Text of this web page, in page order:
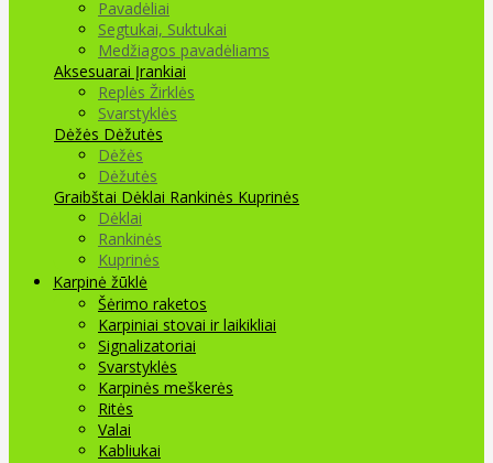
Pavadėliai
Segtukai, Suktukai
Medžiagos pavadėliams
Aksesuarai Įrankiai
Replės Žirklės
Svarstyklės
Dėžės Dėžutės
Dėžės
Dėžutės
Graibštai Dėklai Rankinės Kuprinės
Dėklai
Rankinės
Kuprinės
Karpinė žūklė
Šėrimo raketos
Karpiniai stovai ir laikikliai
Signalizatoriai
Svarstyklės
Karpinės meškerės
Ritės
Valai
Kabliukai